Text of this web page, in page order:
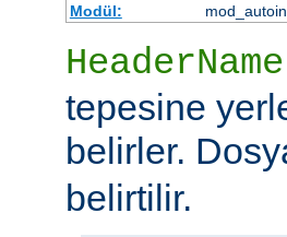
Modül:
HeaderName
tepesine
belirler.
belirtilir.